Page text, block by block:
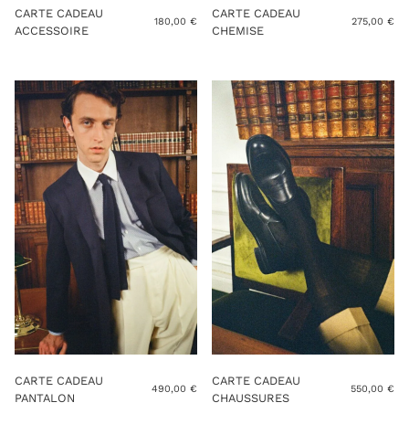
CARTE CADEAU
ACCESSOIRE
180,00 €
CARTE CADEAU
CHEMISE
275,00€
CARTE CADEAU
PANTALON
490,00 €
CARTE CADEAU
CHAUSSURES
550,00€